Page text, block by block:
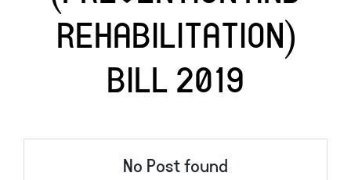
REHABILITATION)
BILL 2019
No Post found